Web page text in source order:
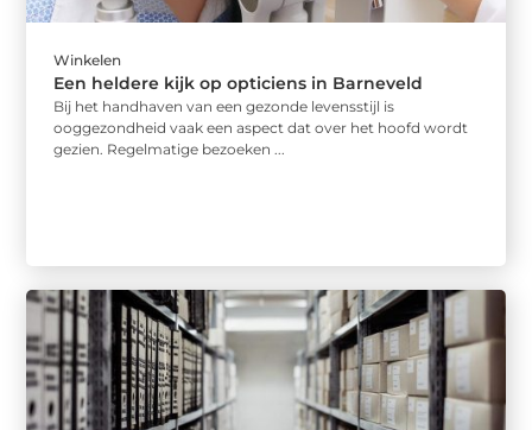
Winkelen
Een heldere kijk op opticiens in Barneveld
Bij het handhaven van een gezonde levensstijl is
ooggezondheid vaak een aspect dat over het hoofd wordt
gezien. Regelmatige bezoeken ...